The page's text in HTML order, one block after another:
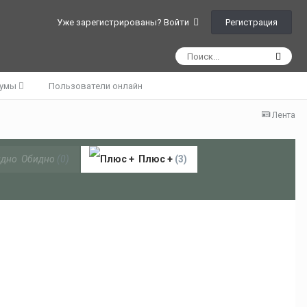
Уже зарегистрированы? Войти Регистрация
Пользователи онлайн
Лента
Обидно (0) Плюс + (3)